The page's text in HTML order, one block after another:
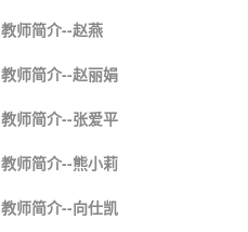
教师简介--赵燕
教师简介--赵丽娟
教师简介--张爱平
教师简介--熊小莉
教师简介--向仕凯